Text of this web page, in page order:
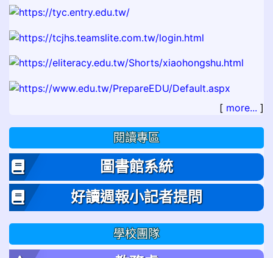
[ more... ]
閱讀專區
圖書館系統
好讀週報小記者提問
學校團隊